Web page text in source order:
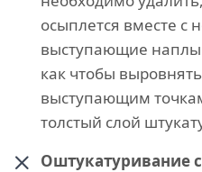
осыплется вместе с
выступающие
как чтобы
выступающим
толстый слой
Оштукатуривание